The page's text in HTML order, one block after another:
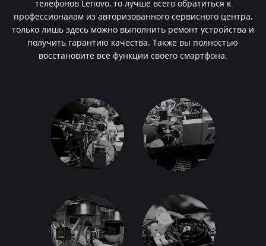
телефонов Lenovo, то лучше всего обратиться к
профессионалам из авторизованного сервисного центра,
только лишь здесь можно выполнить ремонт устройства и
получить гарантию качества. Также вы полностью
восстановите все функции своего смартфона.